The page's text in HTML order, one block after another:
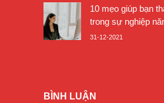
10 mẹo giúp bạn
trong sự nghiệp
31-12-2021
BÌNH LUẬN